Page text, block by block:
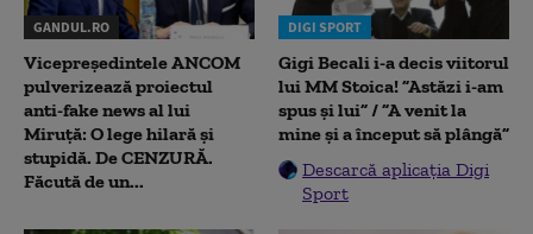
GANDUL.RO
Vicepreședintele ANCOM
pulverizează proiectul
anti-fake news al lui
Miruță: O lege hilară și
stupidă. De CENZURĂ.
Făcută de un...
DIGI SPORT
Gigi Becali i-a decis viitorul
lui MM Stoica! ”Astăzi i-am
spus și lui” / ”A venit la
mine și a început să plângă”
Descarcă aplicația Digi
Sport